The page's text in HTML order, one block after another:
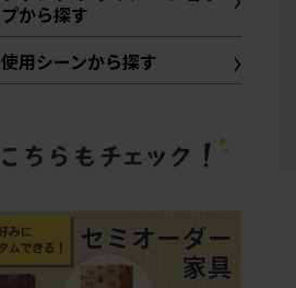
プから探す
使用シーンから探す